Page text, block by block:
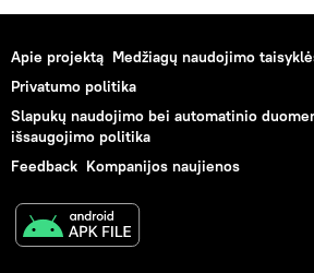
Apie projektą Medžiagų naudojimo
Privatumo politika
Slapukų naudojimo bei automatinio
išsaugojimo politika
Feedback Kompanijos naujienos